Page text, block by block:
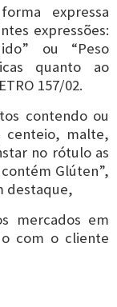
expressa
expressões:
ou “Peso
quanto ao
157/02.
contendo ou
centeio, malte,
no rótulo as
Glúten”,
destaque,
mercados em
com o cliente